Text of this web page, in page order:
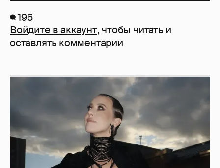
196
Войдите в аккаунт, чтобы читать и
оставлять комментарии